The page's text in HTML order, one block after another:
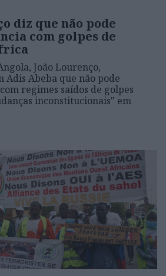
diz que não pode
com golpes de
João Lourenço,
Adis Abeba que não pode
regimes saídos de golpes
inconstitucionais" em